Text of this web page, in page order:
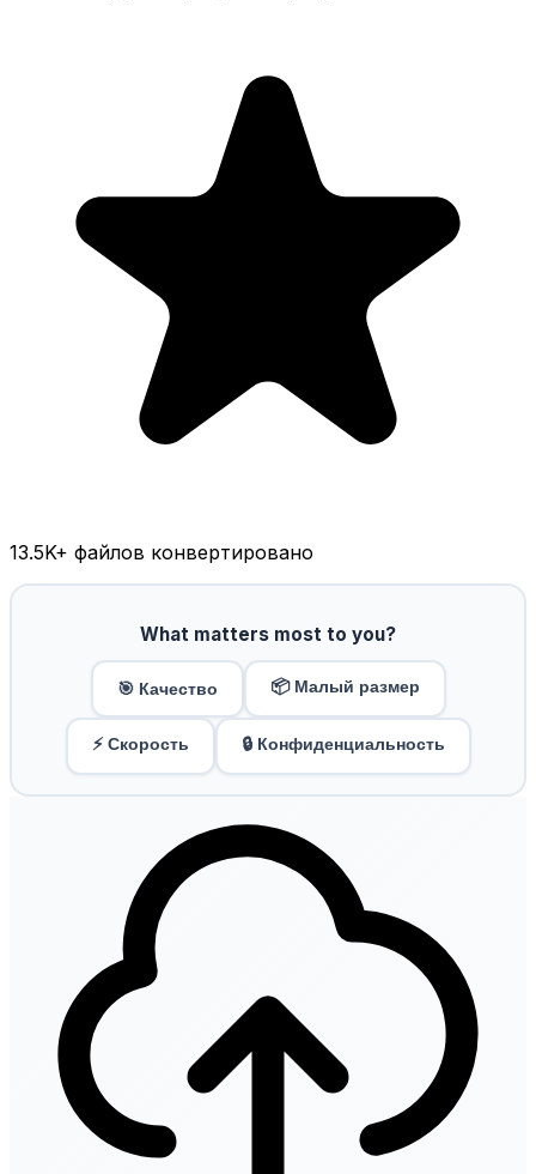
13.5K+ файлов конвертировано
What matters most to you?
🎯 Качество 📦 Малый размер
⚡ Скорость 🔒 Конфиденциальность